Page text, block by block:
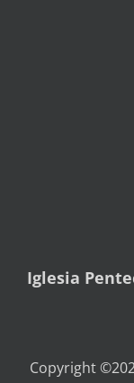
Iglesia
Copyright